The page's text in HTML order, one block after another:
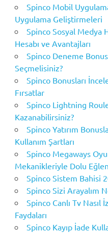
Spinco Mobil
Uygulama Geliştirmeleri
Spinco Sosyal Medya
Hesabı ve Avantajları
Spinco Deneme
Seçmelisiniz?
Spinco Bonusları
Fırsatlar
Spinco Lightning
Kazanabilirsiniz?
Spinco Yatırım
Kullanım Şartları
Spinco Megaways
Mekanikleriyle Dolu
Spinco Sistem Bahisi
Spinco Sizi Arayalım
Spinco Canlı Tv Nasıl
Faydaları
Spinco Kayıp İade